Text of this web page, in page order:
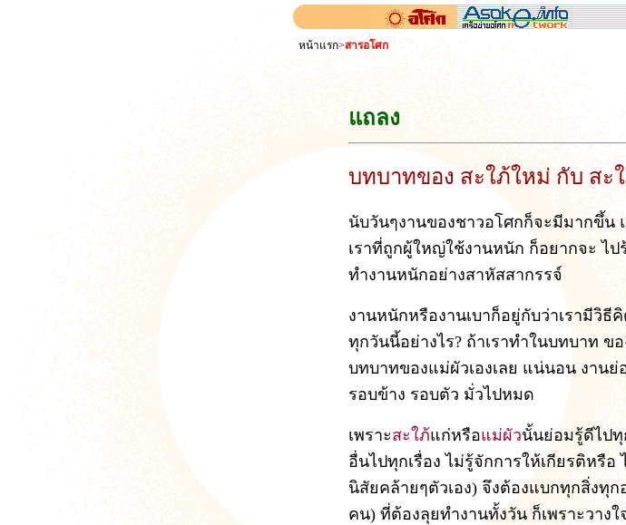
หน้าแรก>สารอโศก
แถลง
บทบาทของ สะใภ้ใหม่ กับ สะ
นับวันๆงานของชาวอโศกก็จะมีมากขึ้น
เราที่ถูกผู้ใหญ่ใช้งานหนัก ก็อยากจะ ไป
ทำงานหนักอย่างสาหัสสากรรจ์
งานหนักหรืองานเบาก็อยู่กับว่าเรามีวิ
ทุกวันนี้อย่างไร? ถ้าเราทำในบทบาท ข
บทบาทของแม่ผัวเองเลย แน่นอน งาน
รอบข้าง รอบตัว มั่วไปหมด
เพราะสะใภ้แก่หรือแม่ผัวนั้นย่อมรู้ดีไป
อื่นไปทุกเรื่อง ไม่รู้จักการให้เกียรติหรือ
นิสัยคล้ายๆตัวเอง) จึงต้องแบกทุกสิ่งทุ
คน) ที่ต้องลุยทำงานทั้งวัน ก็เพราะวาง